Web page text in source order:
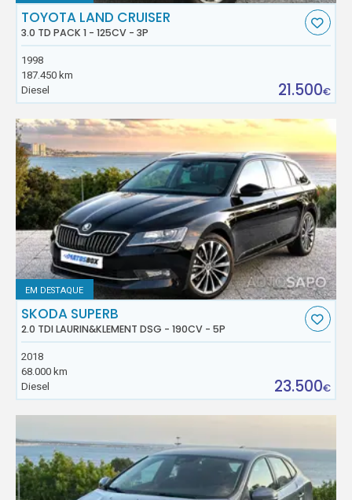
TOYOTA LAND CRUISER
3.0 TD PACK 1 - 125CV - 3P
1998
187.450 km
Diesel
21.500€
EM DESTAQUE
SKODA SUPERB
2.0 TDI LAURIN&KLEMENT DSG - 190CV - 5P
2018
68.000 km
Diesel
23.500€